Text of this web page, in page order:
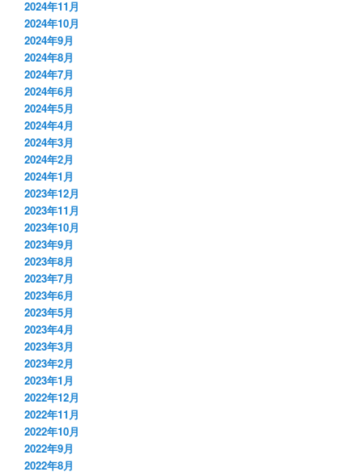
2024年11月
2024年10月
2024年9月
2024年8月
2024年7月
2024年6月
2024年5月
2024年4月
2024年3月
2024年2月
2024年1月
2023年12月
2023年11月
2023年10月
2023年9月
2023年8月
2023年7月
2023年6月
2023年5月
2023年4月
2023年3月
2023年2月
2023年1月
2022年12月
2022年11月
2022年10月
2022年9月
2022年8月